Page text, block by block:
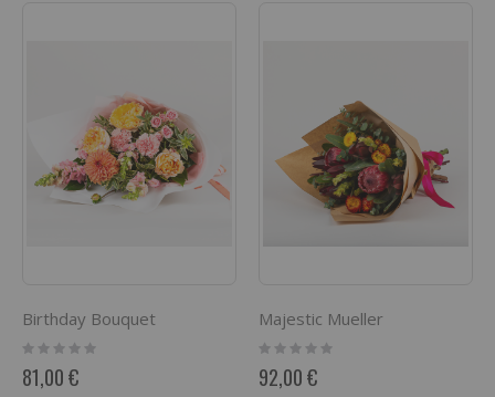
Birthday Bouquet
Rating:
0%
81,00 €
Majestic Mueller
Rating:
0%
92,00 €